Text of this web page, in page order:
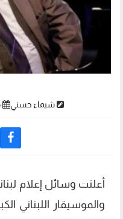
شيماء حسني 26 يوليو 2025 | 11:24 صباحاً
أعلنت وسائل إعلام
والموسيقار اللبناني